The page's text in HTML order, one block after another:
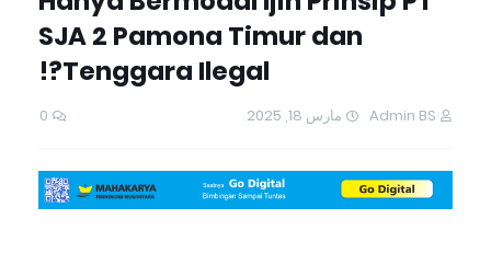
SJA 2 Pamona Timur dan
Tenggara Ilegal?!
Admin BS مارس 18, 2025 0